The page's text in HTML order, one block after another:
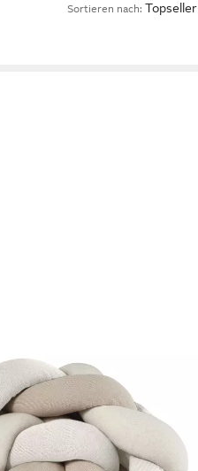
Sortieren nach: Topseller
geflochten,
Babybett, Alternative zum
180cm, 200cm oder 300cm
bei dir